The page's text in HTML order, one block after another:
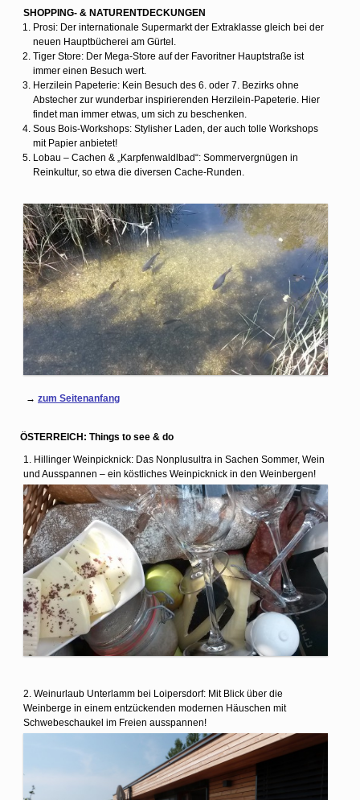
SHOPPING- & NATURENTDECKUNGEN
Prosi: Der internationale Supermarkt der Extraklasse gleich bei der
neuen Hauptbücherei am Gürtel.
Tiger Store: Der Mega-Store auf der Favoritner Hauptstraße ist
immer einen Besuch wert.
Herzilein Papeterie: Kein Besuch des 6. oder 7. Bezirks ohne
Abstecher zur wunderbar inspirierenden Herzilein-Papeterie. Hier
findet man immer etwas, um sich zu beschenken.
Sous Bois-Workshops: Stylisher Laden, der auch tolle Workshops
mit Papier anbietet!
Lobau – Cachen & „Karpfenwaldlbad“: Sommervergnügen in
Reinkultur, so etwa die diversen Cache-Runden.
→ zum Seitenanfang
ÖSTERREICH: Things to see & do
1. Hillinger Weinpicknick: Das Nonplusultra in Sachen Sommer, Wein
und Ausspannen – ein köstliches Weinpicknick in den Weinbergen!
2. Weinurlaub Unterlamm bei Loipersdorf: Mit Blick über die
Weinberge in einem entzückenden modernen Häuschen mit
Schwebeschaukel im Freien ausspannen!